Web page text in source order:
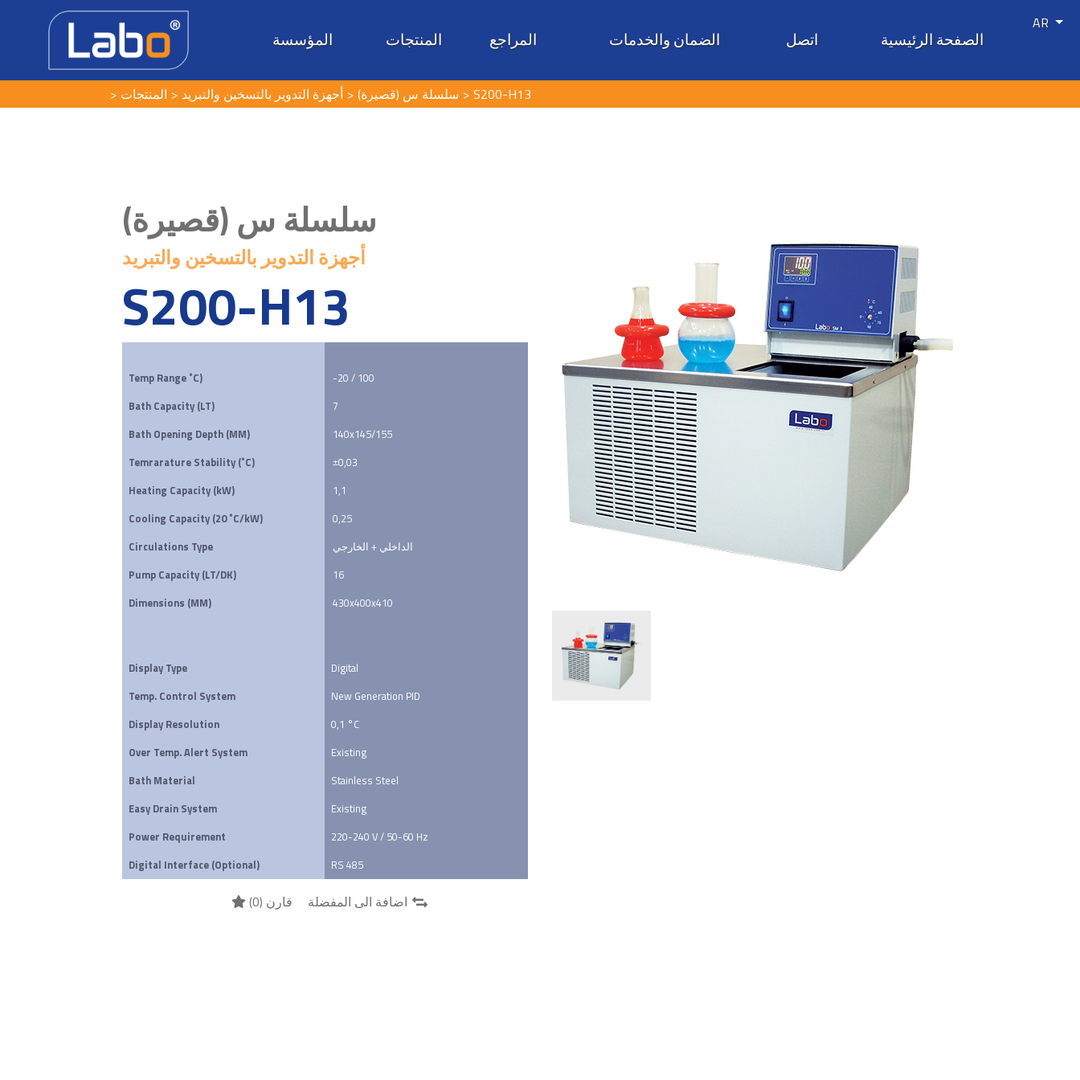
المؤسسة المنتجات المراجع الضمان والخدمات اتصل الصفحة الرئيسية
AR
المنتجات أجهزة التدوير بالتسخين والتبريد سلسلة س (قصيرة) S200-H13
سلسلة س (قصيرة)
أجهزة التدوير بالتسخين والتبريد
S200-H13
Temp Range ˚C)
Bath Capacity (LT)
Bath Opening Depth (MM)
Temrarature Stability (˚C)
Heating Capacity (kW)
Cooling Capacity (20 ˚C/kW)
Circulations Type
Pump Capacity (LT/DK)
Dimensions (MM)
-20 / 100
7
140x145/155
±0,03
1,1
0,25
الداخلي + الخارجي
16
430x400x410
Display Type
Digital
Temp. Control System
New Generation PID
Display Resolution
0,1 °C
Over Temp. Alert System
Existing
Bath Material
Stainless Steel
Easy Drain System
Existing
Power Requirement
220-240 V / 50-60 Hz
Digital Interface (Optional)
RS 485
قارن (0
) اضافة الى المفضلة